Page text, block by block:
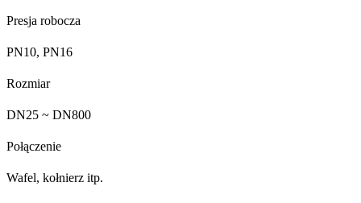
Presja robocza
PN10, PN16
Rozmiar
DN25 ~ DN800
Połączenie
Wafel, kołnierz itp.